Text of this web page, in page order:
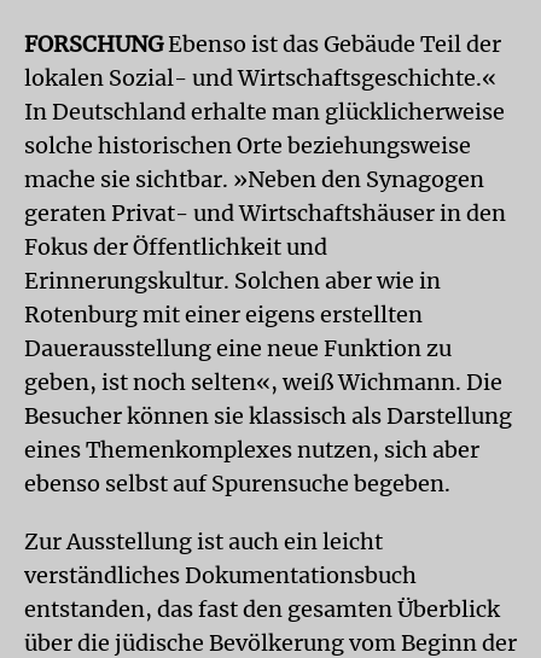
FORSCHUNGEbenso ist das Gebäude Teil der
lokalen Sozial- und Wirtschaftsgeschichte.«
In Deutschland erhalte man glücklicherweise
solche historischen Orte beziehungsweise
mache sie sichtbar. »Neben den Synagogen
geraten Privat- und Wirtschaftshäuser in den
Fokus der Öffentlichkeit und
Erinnerungskultur. Solchen aber wie in
Rotenburg mit einer eigens erstellten
Dauerausstellung eine neue Funktion zu
geben, ist noch selten«, weiß Wichmann. Die
Besucher können sie klassisch als Darstellung
eines Themenkomplexes nutzen, sich aber
ebenso selbst auf Spurensuche begeben.
Zur Ausstellung ist auch ein leicht
verständliches Dokumentationsbuch
entstanden, das fast den gesamten Überblick
über die jüdische Bevölkerung vom Beginn der